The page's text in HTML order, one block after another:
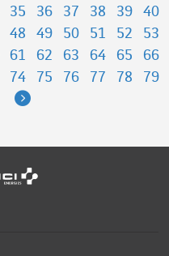
35 36 37 38 39
40
48 49 50 51 52
53
61 62 63 64 65
66
74 75 76 77 78
79
Next